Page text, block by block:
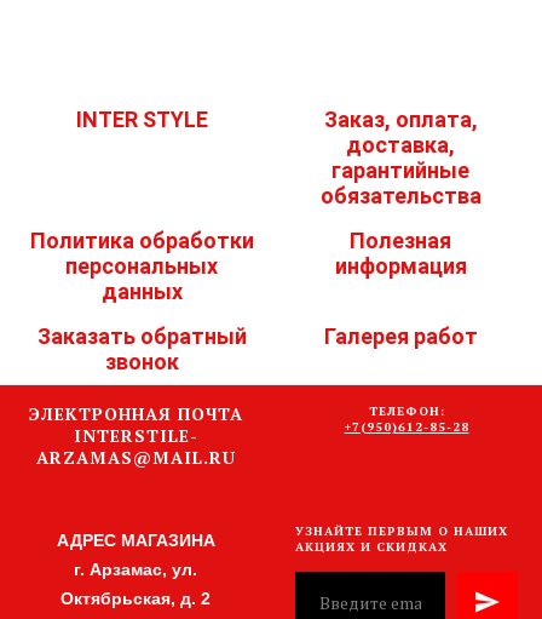
INTER STYLE
Заказ, оплата,
доставка,
гарантийные
обязательства
Политика обработки
персональных
данных
Полезная
информация
Заказать обратный
звонок
Галерея работ
ЭЛЕКТРОННАЯ ПОЧТА
INTERSTILE-
ARZAMAS@MAIL.RU
ТЕЛЕФОН:
+7(950)612-85-28
АДРЕС МАГАЗИНА
г. Арзамас, ул.
Октябрьская, д. 2
УЗНАЙТЕ ПЕРВЫМ О НАШИХ
АКЦИЯХ И СКИДКАХ